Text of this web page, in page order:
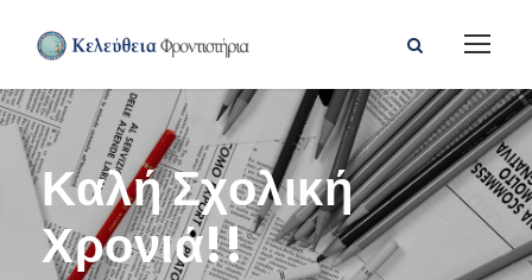
Καλή Σχολική
Χρονιά!!